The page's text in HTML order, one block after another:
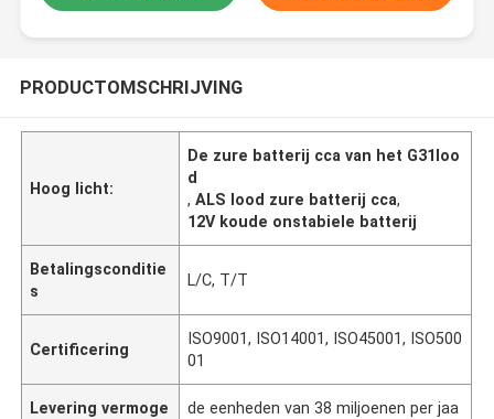
PRODUCTOMSCHRIJVING
Hoog licht:
De zure batterij cca van het G31loo
d
,ALS lood zure batterij cca,
12V koude onstabiele batterij
Betalingsconditie
s
L/C, T/T
Certificering
ISO9001, ISO14001, ISO45001, ISO500
01
Levering vermoge
de eenheden van 38 miljoenen per jaa